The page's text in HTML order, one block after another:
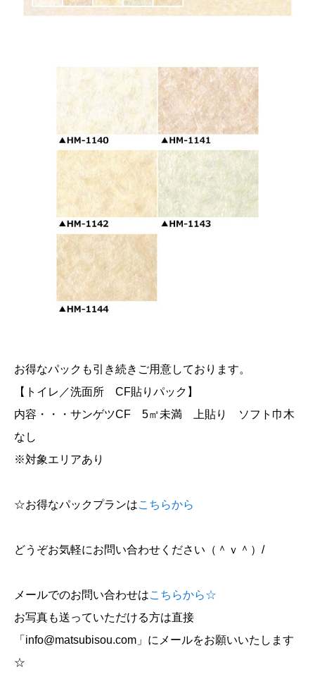
お得なパックも引き続きご用意しております。
【トイレ／洗面所 CF貼りパック】
内容・・・サンゲツCF 5㎡未満 上貼り ソフト巾木
なし
※対象エリアあり
☆お得なパックプランはこちらから
どうぞお気軽にお問い合わせください（＾ｖ＾）/
メールでのお問い合わせはこちらから☆
お写真も送っていただける方は直接
「info@matsubisou.com」にメールをお願いいたします
☆